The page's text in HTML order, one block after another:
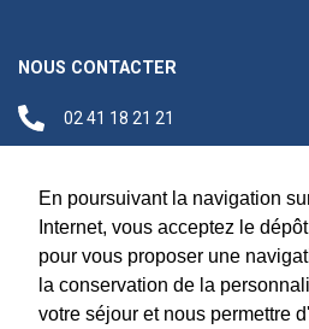
En poursuivant la navigation
Internet, vous acceptez le
pour vous proposer une
la conservation de la
votre séjour et nous permettre
NOUS CONTACTER
02 41 18 21 21
Siège social
Maréchal Foch,
49100 Angers